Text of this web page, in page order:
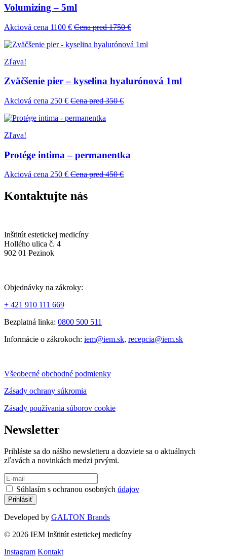
Volumizing – 5ml
Akciová cena 1100 € Cena pred 1750 €
Zľava!
Zväčšenie pier – kyselina hyalurónová 1ml
Akciová cena 250 € Cena pred 350 €
Zľava!
Protége intima – permanentka
Akciová cena 250 € Cena pred 450 €
Kontaktujte nás
Inštitút estetickej medicíny
Hollého ulica č. 4
902 01 Pezinok
Objednávky na zákroky:
+ 421 910 111 669
Bezplatná linka: 0800 500 511
Informácie o zákrokoch: iem@iem.sk, recepcia@iem.sk
Všeobecné obchodné podmienky
Zásady ochrany súkromia
Zásady používania súborov cookie
Newsletter
Prihláste sa do nášho newsletteru a dozviete sa o aktuálnych
zľavách a novinkách medzi prvými.
Súhlasím s ochranou osobných údajov
Developed by GALTON Brands
© 2026 IEM Inštitút estetickej medicíny
Instagram Kontakt